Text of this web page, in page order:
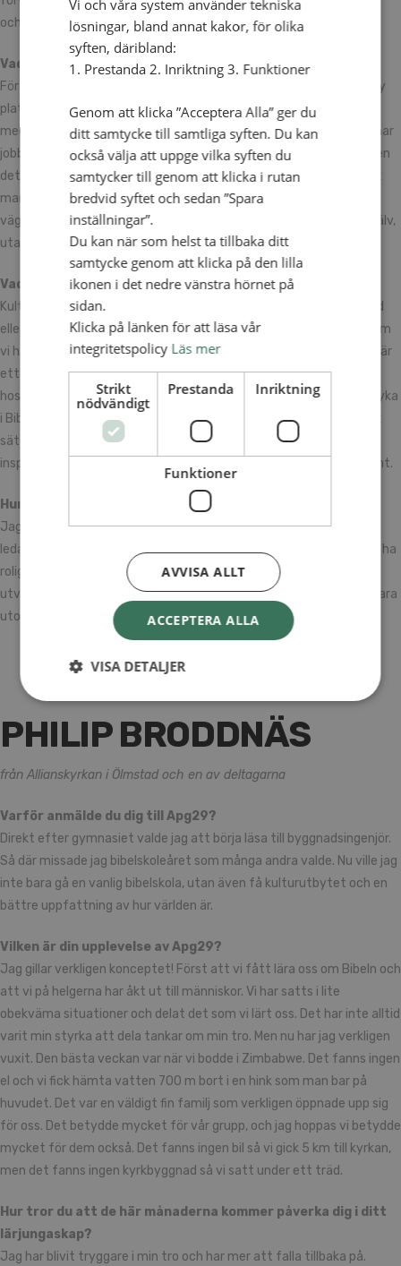
och många fina minnen.
Vad har varit mest utmanande?
För min del har det varit att hålla ihop gruppen. När man är på en ny
plats med mycket nya åsikter är det lätt att man drar sig till dem
med samma bakgrund. Det har varit utmanande som ledare. Jag har
jobbat mycket bakom kulisserna, vilket kan vara ansträngande. Men
det är också det som är roligt. Det är det här som är ledarskap. Att
man kan få göra något bra för någon annan, och leda dem på rätt
väg. Under introkursen lärde vi oss att man inte är ledare för sig själv,
utan av kärlek till andra.
Vad har varit mest lärorikt?
Kulturutbytet. Det är en sak att läsa om hur det är i ett annat land
eller kyrka, men att få uppleva det är väldigt häftigt. Praktiken som
vi har haft under helger och vissa veckor har bidragit mycket. Det är
ett helt annat sätt att uppleva en kultur när man fått bo hemma
hos folk och leva tillsammans. Det har också varit kul att få djupdyka
i Bibeln. Att som ledare få lista ut hur man ska pusha andra på rätt
sätt, utifrån vilka gåvor och egenskaper de har. Och även att få
inspireras av andra ledare och ledarstilar har varit väldigt intressant.
Hur har de här månaderna påverkat dig?
Jag kommer nog gå tillbaka till min församling och försöka vara
ledare på ett annat sätt. Inte bara vara där med tonåringarna och ha
roligt i stunden, utan vara med dem ännu mer och få dem att
utvecklas. Jag kommer också försöka hitta ytterligare sätt att vara
utomlands och utforska min tro ännu mer.
PHILIP BRODDNÄS
från Allianskyrkan i Ölmstad och en av deltagarna
Varför anmälde du dig till Apg29?
Direkt efter gymnasiet valde jag att börja läsa till byggnadsingenjör.
Så där missade jag bibelskoleåret som många andra valde. Nu ville jag
inte bara gå en vanlig bibelskola, utan även få kulturutbytet och en
bättre uppfattning av hur världen är.
Vilken är din upplevelse av Apg29?
Jag gillar verkligen konceptet! Först att vi fått lära oss om Bibeln och
att vi på helgerna har åkt ut till människor. Vi har satts i lite
obekväma situationer och delat det som vi lärt oss. Det har inte alltid
varit min styrka att dela tankar om min tro. Men nu har jag verkligen
vuxit. Den bästa veckan var när vi bodde i Zimbabwe. Det fanns ingen
el och vi fick hämta vatten 700 m bort i en hink som man bar på
huvudet. Det var en väldigt fin familj som verkligen öppnade upp sig
för oss. Det betydde mycket för vår grupp, och jag hoppas vi betydde
mycket för dem också. Det fanns ingen bil så vi gick 5 km till kyrkan,
men det fanns ingen kyrkbyggnad så vi satt under ett träd.
Hur tror du att de här månaderna kommer påverka dig i ditt
lärjungaskap?
Jag har blivit tryggare i min tro och har mer att falla tillbaka på.
Vi och våra system använder tekniska
lösningar, bland annat kakor, för olika
syften, däribland:
1. Prestanda 2. Inriktning 3. Funktioner
Genom att klicka ”Acceptera Alla” ger du
ditt samtycke till samtliga syften. Du kan
också välja att uppge vilka syften du
samtycker till genom att klicka i rutan
bredvid syftet och sedan ”Spara
inställningar”.
Du kan när som helst ta tillbaka ditt
samtycke genom att klicka på den lilla
ikonen i det nedre vänstra hörnet på
sidan.
Klicka på länken för att läsa vår
integritetspolicy Läs mer
Strikt
nödvändigt
Prestanda Inriktning
Funktioner
ACCEPTERA ALLA
AVVISA ALLT
VISA DETALJER